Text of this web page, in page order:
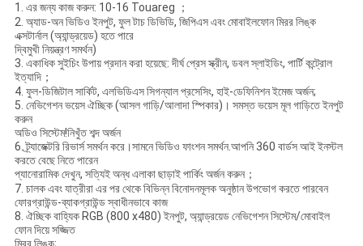
1. এর জন্য কাজ করুন: 10-16 Touareg ；
2. অ্যাড-অন ভিডিও ইনপুট, ফুল টাচ ডিভিডি, জিপিএস এবং মোবাইলফোন মিরর লিঙ্ক
এক্সটার্নাল (অ্যান্ড্রয়েড) হতে পারে
দ্বিমুখী নিয়ন্ত্রণ সমর্থন)
3. একাধিক সুইচিং উপায় প্রদান করা হয়েছে: দীর্ঘ প্রেস স্ক্রীন, ডবল স্লাইডিং, পার্টি কন্ট্রোল
ইত্যাদি；
4. ফুল-ডিজিটাল সার্কিট, এলভিডিএস সিগন্যাল প্রসেসিং, হাই-ডেফিনিশন ইমেজ অর্জন;
5. নেভিগেশন ভয়েস ঐচ্ছিক (আসল গাড়ি/আলাদা স্পিকার)। সমস্ত ভয়েস মূল গাড়িতে ইনপুট
করুন
অডিও সিস্টেম!নিখুঁত শব্দ অর্জন
6. ট্র্যাজেক্টরি রিভার্স সমর্থন করে।সামনে ভিডিও ফাংশন সমর্থন.আপনি 360 বার্ডস আই ইনস্টল
করতে বেছে নিতে পারেন
প্যানোরামিক দেখুন, সত্যিই অন্ধ এলাকা ছাড়াই পার্কিং অর্জন করুন；
7. চালক এবং যাত্রীরা এর পর থেকে বিভিন্ন বিনোদনমূলক অনুষ্ঠান উপভোগ করতে পারবেন
ফোরগ্রাউন্ড-ব্যাকগ্রাউন্ড স্বাধীনভাবে কাজ
8. ঐচ্ছিক বাহ্যিক RGB (800 x480) ইনপুট, অ্যান্ড্রয়েড নেভিগেশন সিস্টেম/মোবাইল
ফোন দিয়ে সজ্জিত